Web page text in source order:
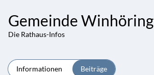
Gemeinde Winhöring
Die Rathaus-Infos
Informationen Beiträge